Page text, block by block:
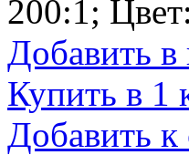
200:1; Цвет:
Добавить в
Купить в 1
Добавить